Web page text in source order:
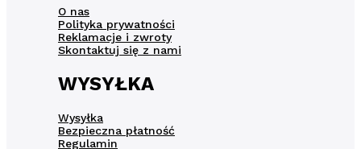
O nas
Polityka prywatności
Reklamacje i zwroty
Skontaktuj się z nami
WYSYŁKA
Wysyłka
Bezpieczna płatność
Regulamin